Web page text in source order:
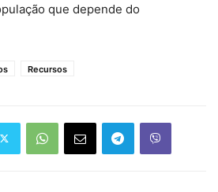
que depende do
Recursos